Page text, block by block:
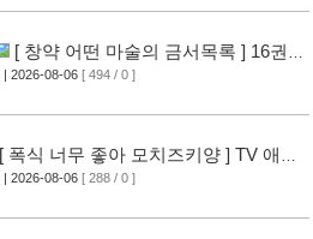
[ 창약 어떤 마술의 금서목록 ] 16권
[10]
| 2026-08-06 [ 494 / 0 ]
[ 폭식 너무 좋아 모치즈키양 ] TV 애니
결정 [11]
| 2026-08-06 [ 288 / 0 ]